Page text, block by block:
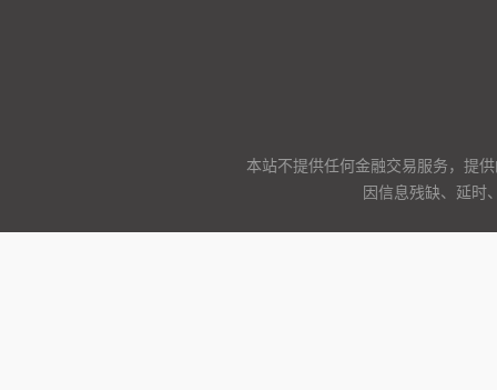
本站不提供任何金融交易服务，提
因信息残缺、延时